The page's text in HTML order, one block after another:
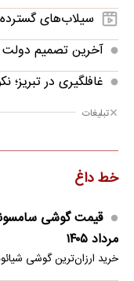
سیلاب‌های گسترده در آسام
آخرین تصمیم دولت
غافلگیری در تبریز؛
تبلیغات
خط داغ
مرداد ۱۴۰۵
خرید ارزان‌ترین گوشی شیائومی در بازار به ۲۳